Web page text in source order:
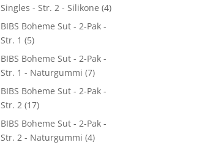
Singles - Str. 2 - Silikone (4)
BIBS Boheme Sut - 2-Pak -
Str. 1 (5)
BIBS Boheme Sut - 2-Pak -
Str. 1 - Naturgummi (7)
BIBS Boheme Sut - 2-Pak -
Str. 2 (17)
BIBS Boheme Sut - 2-Pak -
Str. 2 - Naturgummi (4)